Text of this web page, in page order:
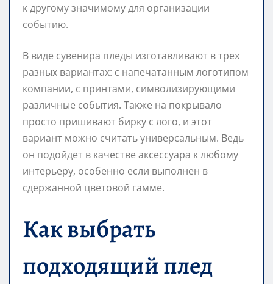
к другому значимому для организации
событию.
В виде сувенира пледы изготавливают в трех
разных вариантах: с напечатанным логотипом
компании, с принтами, символизирующими
различные события. Также на покрывало
просто пришивают бирку с лого, и этот
вариант можно считать универсальным. Ведь
он подойдет в качестве аксессуара к любому
интерьеру, особенно если выполнен в
сдержанной цветовой гамме.
Как выбрать
подходящий плед